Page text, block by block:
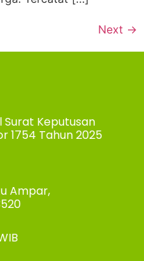
Next →
Surat Keputusan
1754 Tahun 2025
Ampar,